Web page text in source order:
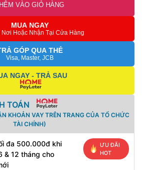
VÀO GIỎ HÀNG
MUA NGAY
Nơi Hoặc Nhận Tại Cửa Hàng
GÓP QUA THẺ
Visa, Master, JCB
NGAY - TRẢ SAU
TOÁN
KHOẢN VAY TRÊN TRANG CỦA TỔ CHỨC
TÀI CHÍNH)
đa 500.000đ khi
& 12 tháng cho
ƯU ĐÃI
HOT